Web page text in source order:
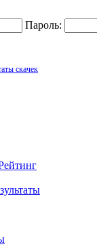
Пароль:
скачек